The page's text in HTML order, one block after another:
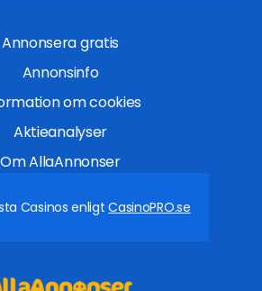
Annonsera gratis
Annonsinfo
om cookies
Aktieanalyser
Om AllaAnnonser
Casinos enligtCasinoPRO.se